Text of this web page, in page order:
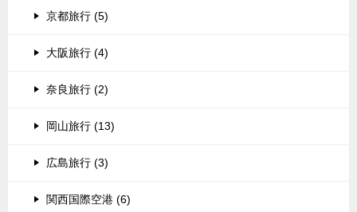
京都旅行 (5)
大阪旅行 (4)
奈良旅行 (2)
岡山旅行 (13)
広島旅行 (3)
関西国際空港 (6)